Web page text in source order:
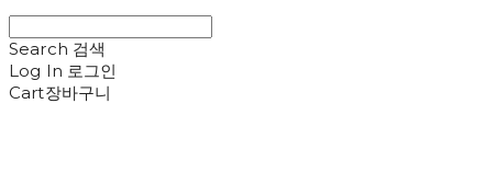
Search 검색
Log In 로그인
Cart장바구니